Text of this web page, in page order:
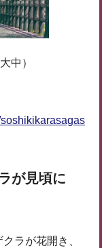
中）
が見頃に
ラが花開き、